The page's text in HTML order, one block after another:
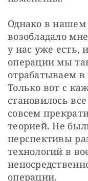
Однако в нашем
возобладало
у нас уже есть,
операции мы
отрабатываем в
Только вот с
становилось
совсем
теорией. Не
перспективы
технологий в
операции.